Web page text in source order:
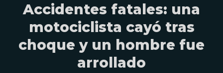
Accidentes fatales: una
motociclista cayó tras
choque y un hombre fue
arrollado